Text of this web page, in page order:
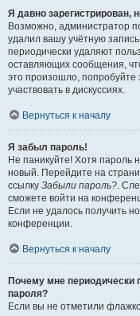
Я давно зарегистрирован,
Возможно, администратор
удалил вашу учётную
периодически удаляют
оставляющих сообщения,
это произошло, попробуйте
участвовать в дискуссиях.
Вернуться к началу
Я забыл пароль!
Не паникуйте! Хотя пароль
новый. Перейдите на
ссылку Забыли пароль?.
сможете войти на
Если не удалось получить
конференции.
Вернуться к началу
Почему мне периодически
пароля?
Если вы не отметили